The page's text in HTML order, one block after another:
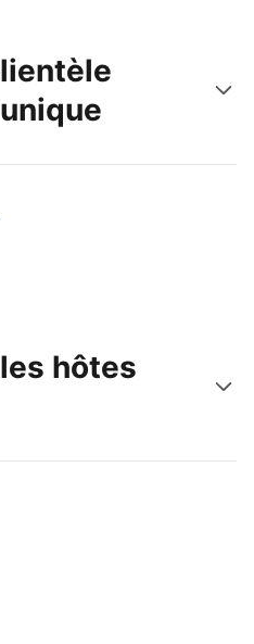
dès aujourd'hui
hôtes